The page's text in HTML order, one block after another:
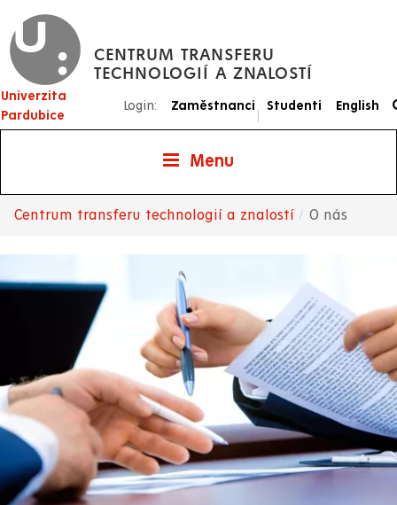
Přejít
hlavnímu
obsahu
CENTRUM TRANSFERU
TECHNOLOGIÍ A ZNALOSTÍ
Univerzita
Pardubice
Login: Zaměstnanci
|
Studenti English
Menu
navigace
Centrum transferu technologií a znalostí O nás